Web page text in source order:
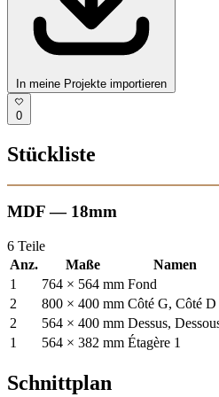
In meine Projekte importieren
0
Stückliste
MDF — 18mm
6 Teile
Anz.
Maße
Namen
1
764 × 564 mm Fond
2
800 × 400 mm Côté G, Côté D
2
564 × 400 mm Dessus,
1
564 × 382 mm Étagère 1
Schnittplan